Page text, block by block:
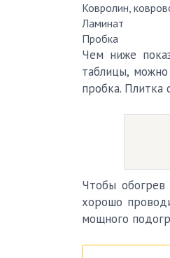
Ковролин,
Ламинат
Пробка
Чем ниже
таблицы,
пробка. Плитка
Чтобы
хорошо
мощного